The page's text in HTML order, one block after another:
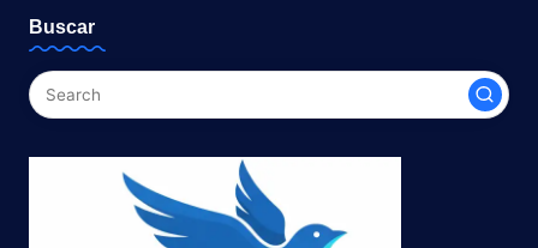
s
t
a
Buscar